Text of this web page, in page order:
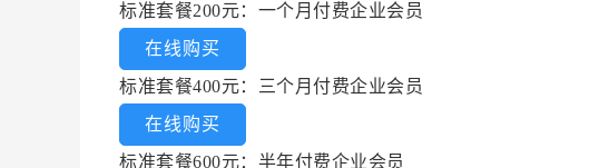
标准套餐200元：一个月付费企业会员
在线购买
标准套餐400元：三个月付费企业会员
在线购买
标准套餐600元：半年付费企业会员